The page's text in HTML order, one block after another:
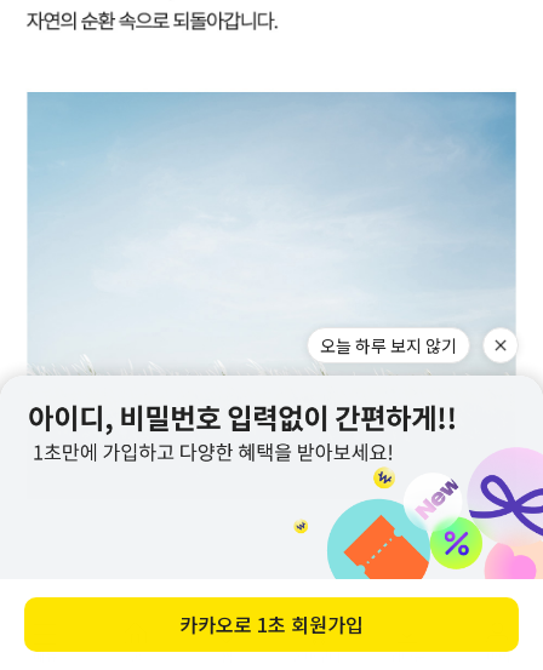
메뉴 홈 찜 장바구니 앱다운 마이
오늘 하루 보지 않기
카카오로 1초 회원가입